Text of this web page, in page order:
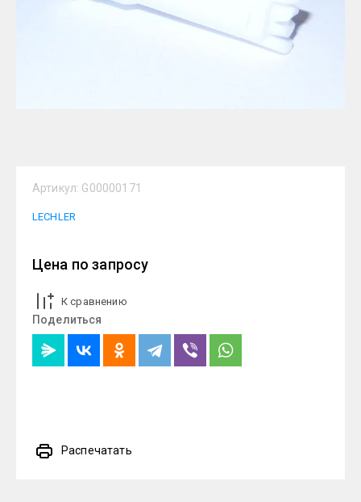
Артикул: G00000171
LECHLER
Цена по запросу
К сравнению
Поделиться
Распечатать